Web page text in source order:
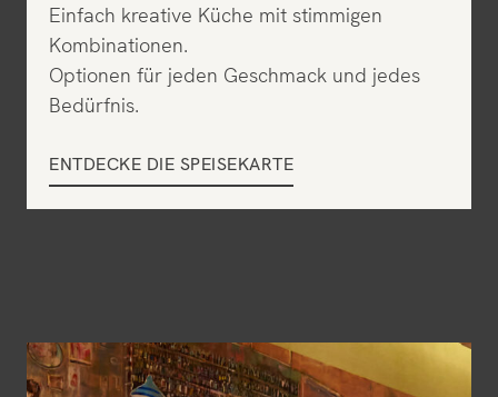
Einfach kreative Küche mit stimmigen
Kombinationen.
Optionen für jeden Geschmack und jedes
Bedürfnis.
ENTDECKE DIE SPEISEKARTE